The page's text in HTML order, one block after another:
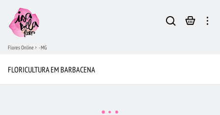
Flores Online - MG
FLORICULTURA EM BARBACENA